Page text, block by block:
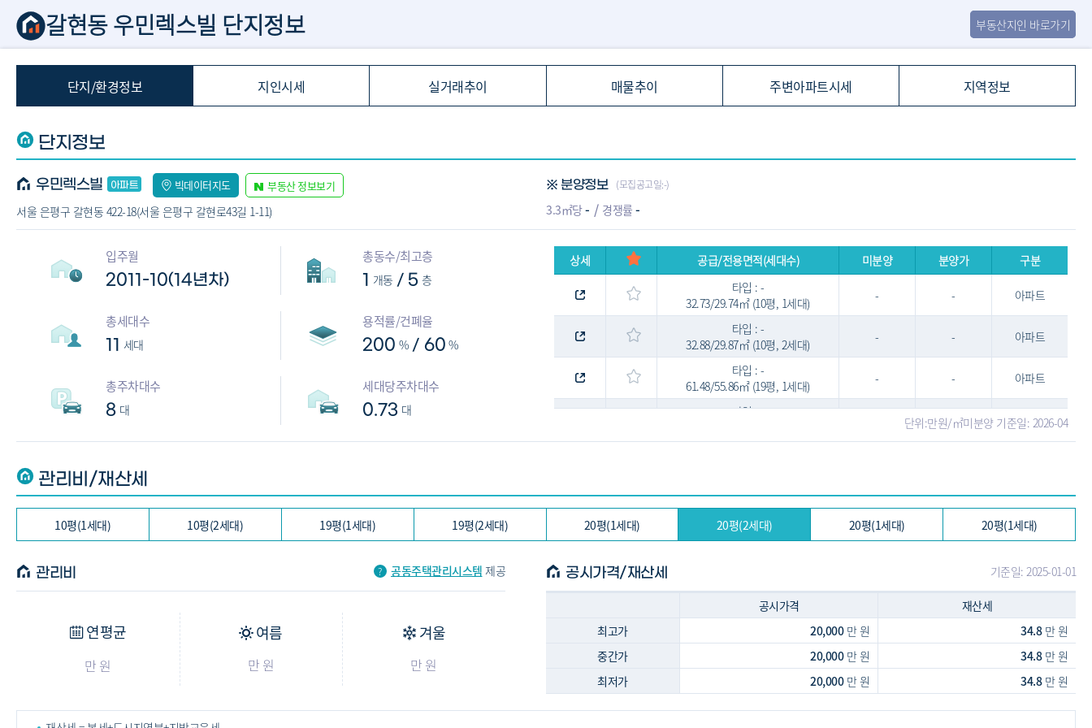
갈현동 우민렉스빌 단지정보 부동산지인 바로가기
단지/환경정보 지인시세 실거래추이 매물추이 주변아파트시세 지역정보
단지정보
우민렉스빌 빅데이터지도 부동산 정보보기
서울 은평구 갈현동 422-18(서울 은평구 갈현로43길 1-11)
※ 분양정보 (모집공고일:-)
3.3㎡당- 경쟁률 -
입주월
2011-10(14년차)
총동수/최고층
1 개동 / 5 층
총세대수
11 세대
용적률/건폐율
200 % / 60 %
총주차대수
8 대
세대당주차대수
0.73 대
상세 공급/전용면적(세대수) 미분양 분양가
구분
타입 : -
32.73/29.74㎡ (10평, 1세대)
- - 아파트
타입 : -
32.88/29.87㎡ (10평, 2세대)
- - 아파트
타입 : -
61.48/55.86㎡ (19평, 1세대)
- - 아파트
타입 : -
- 아파트
타입 : -
65.5/59.51㎡ (20평, 2세대)
타입 : -
- - 아파트
65.89/59.87㎡ (20평, 1세대)
단위:만원/㎡미분양 기준일: 2026-04
관리비/재산세
10평(1세대) 10평(2세대) 19평(1세대) 19평(2세대) 20평(1세대) 20평(2세대) 20평(1세대) 20평(1세대)
관리비 공동주택관리시스템 제공
연평균
만 원
여름
만 원
겨울
만 원
공시가격/재산세 기준일: 2025-01-01
공시가격
재산세
최고가
20,000만 원 34.8만 원
중간가
20,000만 원 34.8만 원
최저가
20,000만 원 34.8만 원